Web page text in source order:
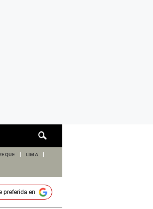
de
LIMA
preferida en